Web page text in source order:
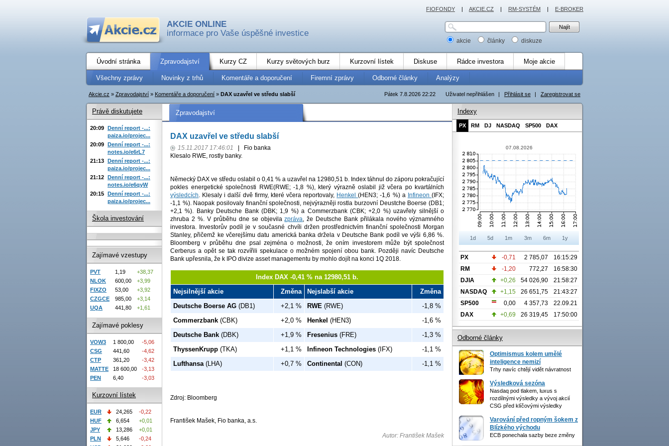
AKCIE ONLINE
informace pro Vaše úspěšné investice
akcie články diskuze
Úvodní stránka Zpravodajství Kurzy CZ Kurzy světových burz Kurzovní lístek Diskuse Rádce investora Moje akcie
Všechny zprávy Novinky z trhů Komentáře a doporučení Firemní zprávy Odborné články Analýzy
Uživatel nepřihlášen | Přihlásit se | Zaregistrovat se
Pátek 7.8.2026 22:22
Akcie.cz » Zpravodajství » Komentáře a doporučení » DAX uzavřel ve středu slabší
Zpravodajství
DAX uzavřel ve středu slabší
15.11.2017 17:46:01
Fio banka
Klesalo RWE, rostly banky.
Německý DAX ve středu oslabil o 0,41 % a uzavřel na 12980,51 b. Index táhnul do záporu pokračující
pokles energetické společnosti RWE(RWE; -1,8 %), který výrazně oslabil již včera po kvartálních
výsledcích . Klesaly i další dvě firmy, které včera reportovaly, Henkel(HEN3; -1,6 %) a Infineon(IFX;
-1,1 %). Naopak posilovaly finanční společnosti, nejvýrazněji rostla burzovní Deustche Boerse (DB1;
+2,1 %). Banky Deutsche Bank (DBK; 1,9 %) a Commerzbank (CBK; +2,0 %) uzavřely silnější o
zhruba 2 %. V průběhu dne se objevilazpráva
, že Deutsche Bank přilákala nového významného
investora. Investorův podíl je v současné chvíli držen prostřednictvím finanční společnosti Morgan
Stanley, přičemž ke včerejšímu datu americká banka držela v Deutsche Bank podíl ve výši 6,86 %.
Bloomberg v průběhu dne psal zejména o možnosti, že oním investorem může být společnost
Cerberus a opět se tak rozvířili spekulace o možném spojení obou bank. Později navíc Deutsche
Bank upřesnila, že k IPO divize asset managementu by mohlo dojít na konci 1Q 2018.
Index DAX -0,41 % na 12980,51 b.
Nejsilnější akcie
Změna Nejslabší akcie
Změna
Deutsche Boerse AG (DB1) +2,1 % RWE (RWE)
-1,8 %
Commerzbank (CBK) +2,0 % Henkel (HEN3)
-1,6 %
Deutsche Bank (DBK) +1,9 % Fresenius (FRE)
-1,3 %
ThyssenKrupp (TKA) +1,1 % Infineon Technologies (IFX)
-1,1 %
Lufthansa (LHA) +0,7 % Continental (CON) -1,1 %
Zdroj: Bloomberg
František Mašek, Fio banka, a.s.
Autor: František Mašek
Právě diskutujete
20:09 Denní report -...:
paiza.io/projec...
20:09 Denní report -...:
notes.io/e6rL7
21:13 Denní report -...:
paiza.io/projec...
21:12 Denní report -...:
notes.io/e6qyW
20:15 Denní report -...:
paiza.io/projec...
Škola investování
Zajímavé vzestupy
PVT 1,19
+38,37
NLOK
600,00
+3,99
FIXZO
53,00
+3,92
CZGCE
985,00
+3,14
UQA
441,80 +1,61
Zajímavé poklesy
VOW3 1 800,00
-5,06
CSG
441,60
-4,62
CTP
361,20
-3,42
MATTE
18 600,00
-3,13
PEN
6,40 -3,03
Kurzovní lístek
EUR 24,265
-0,22
HUF
6,654
+0,01
JPY
13,286
+0,01
PLN
5,646
-0,24
Indexy
PX RM DJ NASDAQ SP500 DAX
07.08.2026
1d 5d 1m 3m 6m 1y
PX -0,71 2 785,07
16:15:29
RM
-1,20 772,27
16:58:30
DJIA
+0,26 54 026,90
21:58:27
NASDAQ
+1,15 26 651,75
21:43:27
SP500
0,00 4 357,73
22.09.21
DAX
+0,69 26 319,45 17:50:00
Odborné články
Optimismus kolem umělé
inteligence nemizí
Trhy navíc chtějí vidět návratnost
Výsledková sezóna
Nasdaq pod tlakem, luxus s
rozdílnými výsledky a vývoj akcií
CSG před klíčovými výsledky
Varování před ropným šokem z
Blízkého východu
ECB ponechala sazby beze změny
FIOFONDY | AKCIE.CZ | RM-SYSTÉM | E-BROKER